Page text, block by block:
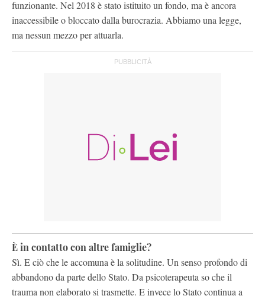
funzionante. Nel 2018 è stato istituito un fondo, ma è ancora
inaccessibile o bloccato dalla burocrazia. Abbiamo una legge,
ma nessun mezzo per attuarla.
È in contatto con altre famiglie?
Sì. E ciò che le accomuna è la solitudine. Un senso profondo di
abbandono da parte dello Stato. Da psicoterapeuta so che il
trauma non elaborato si trasmette. E invece lo Stato continua a